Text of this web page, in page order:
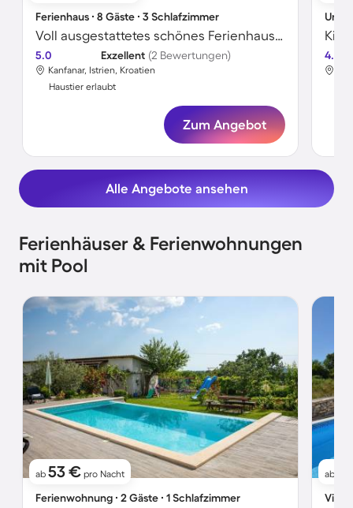
Ferienhaus ∙ 8 Gäste ∙ 3 Schlafzimmer
Voll ausgestattetes schönes Ferienhaus mit Whirlpool, Grill und Terrasse | Naturblick | Haustierfreundlich
5.0 Exzellent (2 Bewertungen)
Kanfanar, Istrien, Kroatien
Haustier erlaubt
Zum Angebot
4.7
Alle Angebote ansehen
Ferienhäuser & Ferienwohnungen
mit Pool
ab 53 € pro Nacht
Ferienwohnung ∙ 2 Gäste ∙ 1 Schlafzimmer
ab
Villa